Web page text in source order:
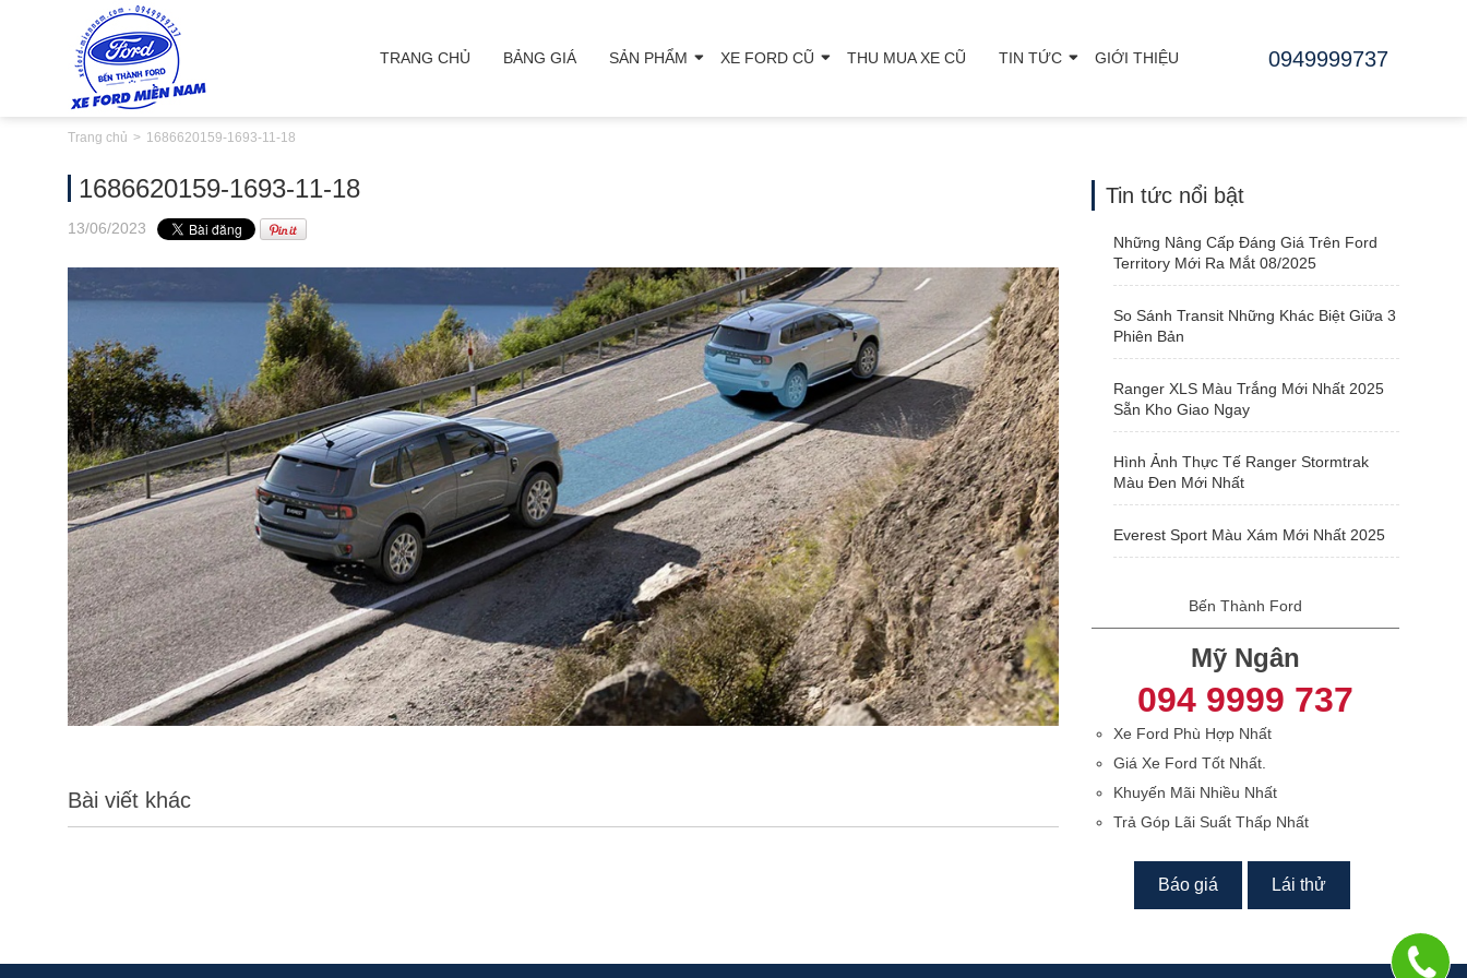
TRANG CHỦ BẢNG GIÁ SẢN PHẨM XE FORD CŨ THU MUA XE CŨ TIN TỨC GIỚI THIỆU 0949999737
Trang chủ 1686620159-1693-11-18
1686620159-1693-11-18
13/06/2023
Bài viết khác
Tin tức nổi bật
Những Nâng Cấp Đáng Giá Trên Ford
Territory Mới Ra Mắt 08/2025
So Sánh Transit Những Khác Biệt Giữa 3
Phiên Bản
Ranger XLS Màu Trắng Mới Nhất 2025
Sẵn Kho Giao Ngay
Hình Ảnh Thực Tế Ranger Stormtrak
Màu Đen Mới Nhất
Everest Sport Màu Xám Mới Nhất 2025
Bến Thành Ford
Mỹ Ngân
094 9999 737
Xe Ford Phù Hợp Nhất
Giá Xe Ford Tốt Nhất.
Khuyến Mãi Nhiều Nhất
Trả Góp Lãi Suất Thấp Nhất
Báo giá Lái thử